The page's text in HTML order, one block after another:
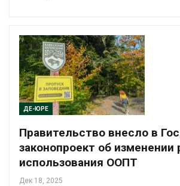
ДЕ-ЮРЕ
Правительство внесло в
законопроект об
использования ООПТ
Дек 18, 2025